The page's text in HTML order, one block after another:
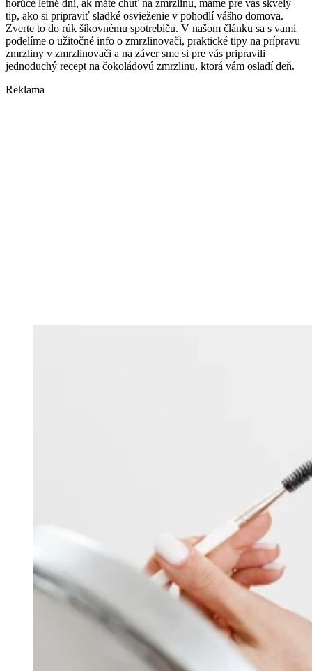
horúce letné dni, ak máte chuť na zmrzlinu, máme pre vás skvelý
tip, ako si pripraviť sladké osvieženie v pohodlí vášho domova.
Zverte to do rúk šikovnému spotrebiču. V našom článku sa s vami
podelíme o užitočné info o zmrzlinovači, praktické tipy na prípravu
zmrzliny v zmrzlinovači a na záver sme si pre vás pripravili
jednoduchý recept na čokoládovú zmrzlinu, ktorá vám osladí deň.
Reklama